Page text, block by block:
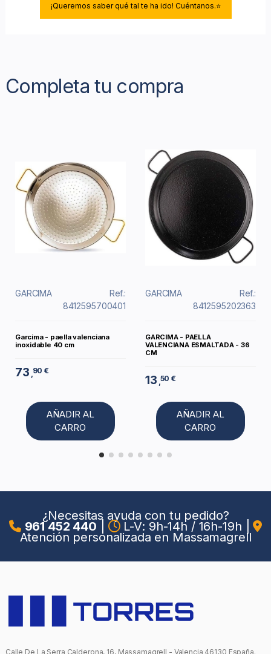
¡Queremos saber qué tal te ha ido! Cuéntanos.⭐
Completa tu compra
GARCIMA
Ref.:
8412595700401
Garcima - paella valenciana
inoxidable 40 cm
73 ,90 €
AÑADIR AL
CARRO
GARCIMA
Ref.:
8412595202363
GARCIMA - PAELLA
VALENCIANA ESMALTADA - 36
CM
13 ,50 €
AÑADIR AL
CARRO
¿Necesitas ayuda con tu pedido?
961 452 440 L-V: 9h-14h / 16h-19h
Atención personalizada en Massamagrell
Calle De La Serra Calderona, 16, Massamagrell - Valencia 46130 España.